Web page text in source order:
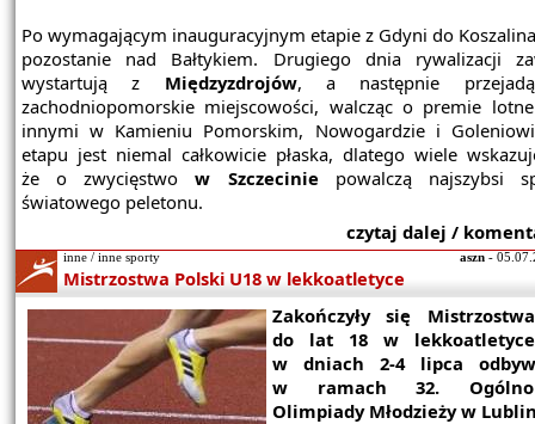
Po wymagającym inauguracyjnym etapie z Gdyni do
pozostanie nad Bałtykiem. Drugiego dnia rywalizacji
wystartują z Międzyzdrojów, a następnie
zachodniopomorskie miejscowości, walcząc o premie
innymi w Kamieniu Pomorskim, Nowogardzie i
etapu jest niemal całkowicie płaska, dlatego wiele
że o zwycięstwow Szczecinie powalczą najszybsi
światowego peletonu.
czytaj dalej /
inne / inne sporty aszn -
Mistrzostwa Polski U18 w lekkoatletyce
Zakończyły się
do lat 18 w
w dniach 2-4 lipca
w ramach 32.
Olimpiady Młodzieży w